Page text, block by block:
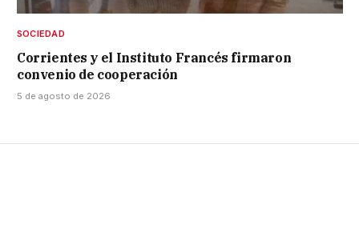
SOCIEDAD
Corrientes y el Instituto Francés firmaron
convenio de cooperación
5 de agosto de 2026